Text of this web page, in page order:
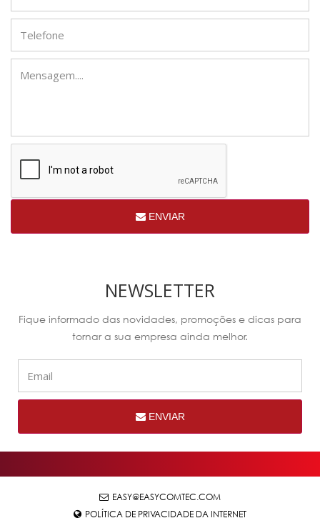
ENVIAR
NEWSLETTER
Fique informado das novidades, promoções e dicas para
tornar a sua empresa ainda melhor.
ENVIAR
EASY@EASYCOMTEC.COM
POLÍTICA DE PRIVACIDADE DA INTERNET